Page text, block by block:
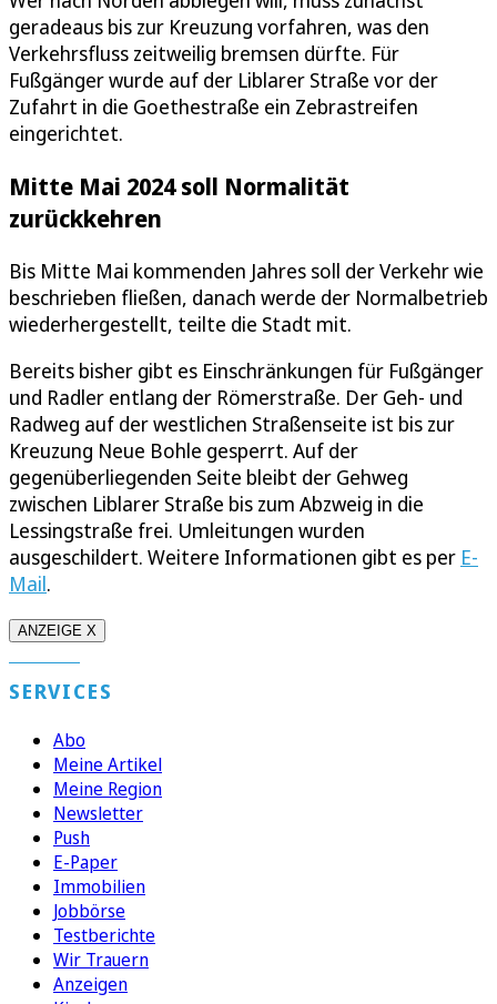
geradeaus bis zur Kreuzung vorfahren, was den
Verkehrsfluss zeitweilig bremsen dürfte. Für
Fußgänger wurde auf der Liblarer Straße vor der
Zufahrt in die Goethestraße ein Zebrastreifen
eingerichtet.
Mitte Mai 2024 soll Normalität
zurückkehren
Bis Mitte Mai kommenden Jahres soll der Verkehr wie
beschrieben fließen, danach werde der Normalbetrieb
wiederhergestellt, teilte die Stadt mit.
Bereits bisher gibt es Einschränkungen für Fußgänger
und Radler entlang der Römerstraße. Der Geh- und
Radweg auf der westlichen Straßenseite ist bis zur
Kreuzung Neue Bohle gesperrt. Auf der
gegenüberliegenden Seite bleibt der Gehweg
zwischen Liblarer Straße bis zum Abzweig in die
Lessingstraße frei. Umleitungen wurden
ausgeschildert. Weitere Informationen gibt es per E-
Mail.
ANZEIGE X
SERVICES
Abo
Meine Artikel
Meine Region
Newsletter
Push
E-Paper
Immobilien
Jobbörse
Testberichte
Wir Trauern
Anzeigen